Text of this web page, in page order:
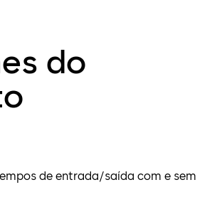
do
de entrada/saída com e sem